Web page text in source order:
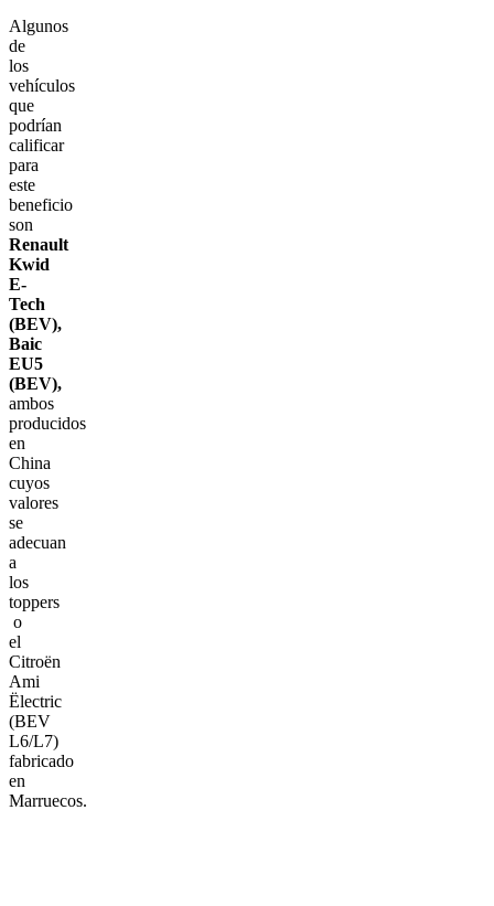
Algunos
de
los
vehículos
que
podrían
calificar
para
este
beneficio
son
Renault
Kwid
E-
Tech
(BEV),
Baic
EU5
(BEV),
ambos
producidos
en
China
cuyos
valores
se
adecuan
a
los
toppers
o
el
Citroën
Ami
Ëlectric
(BEV
L6/L7)
fabricado
en
Marruecos.